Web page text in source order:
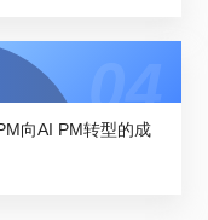
向AI PM转型的成